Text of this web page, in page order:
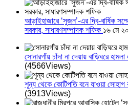
আড়াইহাজারে ‘সুজন’-এর দ্বি-বার্ষিক
সরকার, সাধারণসম্পাদক শফিক ১৬ মে
সোনারগাঁয় চাঁদা না দেয়ায় বাড়িঘরে
(4566Views)
শূন্য থেকে কোটিপতি বনে যাওয়া
(3913Views)